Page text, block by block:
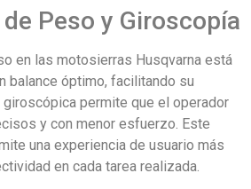
Peso y Giroscopía
en las motosierras Husqvarna está
balance óptimo, facilitando su
giroscópica permite que el operador
y con menor esfuerzo. Este
una experiencia de usuario más
en cada tarea realizada.